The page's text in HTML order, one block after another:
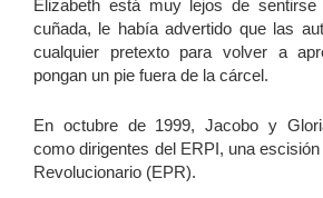
Elizabeth está muy lejos de
cuñada, le había advertido que las
cualquier pretexto para volver a
pongan un pie fuera de la cárcel.
En octubre de 1999, Jacobo y
como dirigentes del ERPI, una
Revolucionario (EPR).